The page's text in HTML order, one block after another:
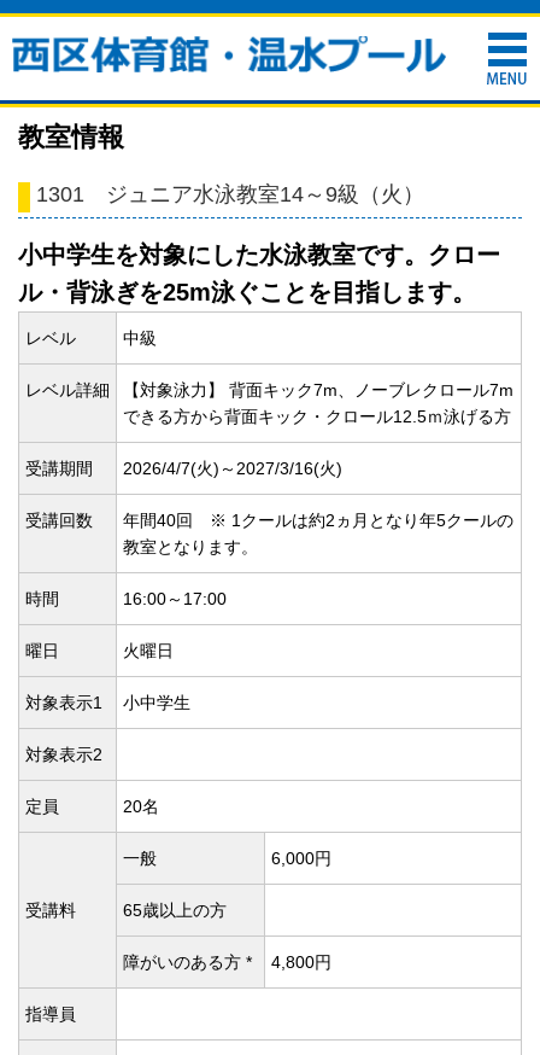
教室情報
1301 ジュニア水泳教室14～9級（火）
小中学生を対象にした水泳教室です。クロー
ル・背泳ぎを25m泳ぐことを目指します。
レベル 中級
レベル詳細
【対象泳力】 背面キック7m、ノーブレクロール7m
できる方から背面キック・クロール12.5ｍ泳げる方
受講期間 2026/4/7(火)～2027/3/16(火)
受講回数
年間40回 ※ 1クールは約2ヵ月となり年5クールの
教室となります。
時間 16:00～17:00
曜日 火曜日
対象表示1 小中学生
対象表示2
定員 20名
受講料
一般 6,000円
65歳以上の方
障がいのある方 * 4,800円
指導員